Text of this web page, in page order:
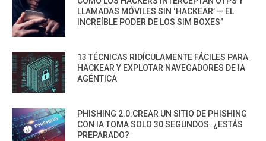
LLAMADAS MÓVILES SIN ‘HACKEAR’ — EL
INCREÍBLE PODER DE LOS SIM BOXES”
13 TÉCNICAS RIDÍCULAMENTE FÁCILES PARA
HACKEAR Y EXPLOTAR NAVEGADORES DE IA
AGÉNTICA
PHISHING 2.0:CREAR UN SITIO DE PHISHING
CON IA TOMA SOLO 30 SEGUNDOS. ¿ESTÁS
PREPARADO?